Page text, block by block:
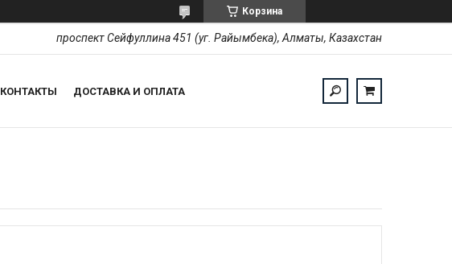
Корзина
проспект Сейфуллина 451 (уг. Райымбека), Алматы, Казахстан
КОНТАКТЫ ДОСТАВКА И ОПЛАТА